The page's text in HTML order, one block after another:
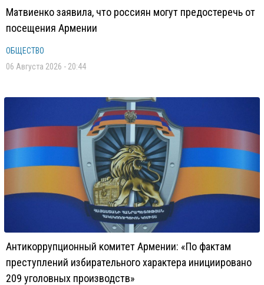
Матвиенко заявила, что россиян могут предостеречь от
посещения Армении
ОБЩЕСТВО
06 Августа 2026 - 20:44
Антикоррупционный комитет Армении: «По фактам
преступлений избирательного характера инициировано
209 уголовных производств»